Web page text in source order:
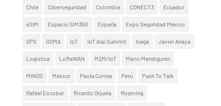
Chile Ciberseguridad Colombia CONECT3 Ecuador
eSIM Espacio SIM360 España Expo Seguridad México
GPS GSMA IoT IoT Alai Summit Isaga Javier Anaya
Logística LoRaWAN M2M/IoT Mario Mendiguren
MINOS México Paola Correa Perú Push To Talk
Rafael Escobar Ricardo Orjuela Roaming